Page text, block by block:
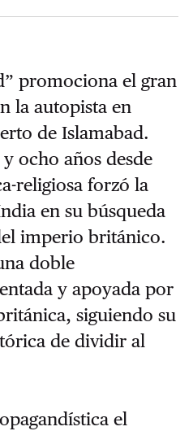
promociona el gran
la autopista en
de Islamabad.
ocho años desde
religiosa forzó la
en su búsqueda
imperio británico.
doble
y apoyada por
siguiendo su
de dividir al
el